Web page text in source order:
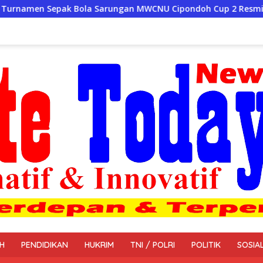
MWCNU Cipondoh Cup 2 Resmi Digelar Bekali
PENDIDIKAN HUKRIM TNI / POLRI POLITIK